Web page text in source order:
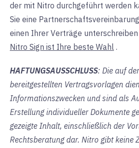
der mit Nitro durchgeführt werden
Sie eine
einen Ihrer Verträge
Nitro Sign ist Ihre beste Wahl .
HAFTUNGSAUSSCHLUSS: Die auf
bereitgestellten Vertragsvorlagen
Informationszwecken und sind als
Erstellung individueller Dokumente
gezeigte Inhalt, einschließlich der
Rechtsberatung dar. Nitro gibt keine